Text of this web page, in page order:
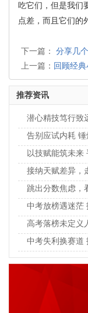
吃它们，但是我们
点差，而且它们的
下一篇： 分享几
上一篇：
回顾经
推荐资讯